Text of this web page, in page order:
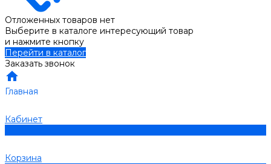
Отложенных товаров нет
Выберите в каталоге интересующий товар
и нажмите кнопку
Перейти в каталог
Заказать звонок
Главная
Кабинет
Корзина